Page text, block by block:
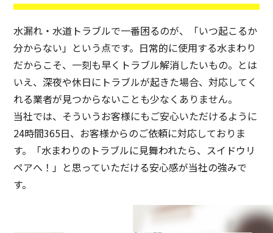
水漏れ・水道トラブルで一番困るのが、「いつ起こるか
分からない」という点です。日常的に使用する水まわり
だからこそ、一刻も早くトラブル解消したいもの。とは
いえ、深夜や休日にトラブルが起きた場合、対応してく
れる業者が見つからないことも少なくありません。
当社では、そういうお客様にもご安心いただけるように
24時間365日、お客様からのご依頼に対応しておりま
す。「水まわりのトラブルに見舞われたら、スイドウリ
ペアへ！」と思っていただける安心感が当社の強みで
す。